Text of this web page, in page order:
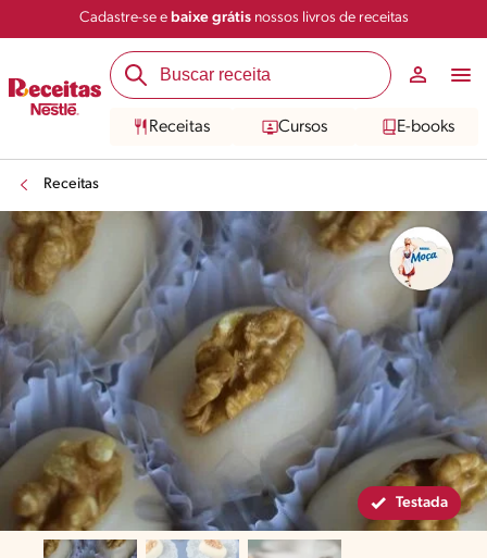
Cadastre-se e baixe grátisnossos livros de receitas
Receitas Cursos E-books
Receitas
Salvar Compartilhar
Testada